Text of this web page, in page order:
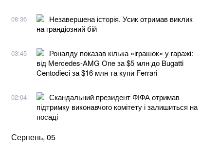
08:36
Незавершена історія. Усик отримав виклик
на грандіозний бій
03:45
Роналду показав кілька «іграшок» у гаражі:
від Mercedes-AMG One за $5 млн до Bugatti
Centodieci за $16 млн та купи Ferrari
02:04
Скандальний президент ФІФА отримав
підтримку виконавчого комітету і залишиться на
посаді
Серпень, 05